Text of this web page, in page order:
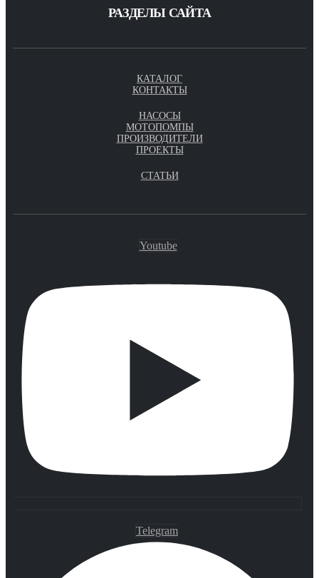
РАЗДЕЛЫ САЙТА
КАТАЛОГ
КОНТАКТЫ
НАСОСЫ
МОТОПОМПЫ
ПРОИЗВОДИТЕЛИ
ПРОЕКТЫ
СТАТЬИ
Youtube
Telegram